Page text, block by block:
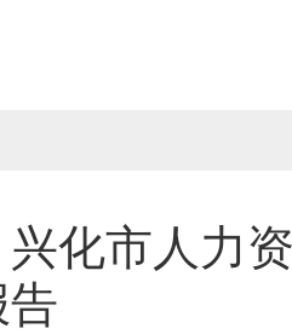
兴化市人力